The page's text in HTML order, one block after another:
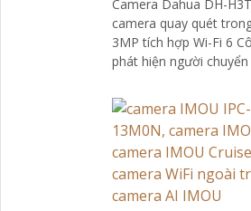
Camera Dahua DH-
camera quay quét
3MP tích hợp Wi-Fi 6
phát hiện người
chiều, hồng ngoại tầm
10m hỗ trợ thẻ nhớ
ONVIF và điều khiển từ
dụng DMSS